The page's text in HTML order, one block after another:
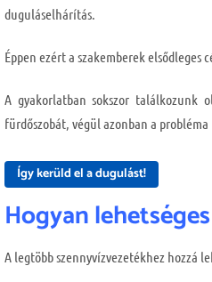
duguláselhárítás.
Éppen ezért a szakemberek elsődleges
A gyakorlatban sokszor
fürdőszobát, végül azonban a
Így kerüld el a dugulást!
Hogyan
A legtöbb szennyvízvezetékhez hozzá